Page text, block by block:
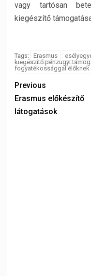
vagy tartósan
kiegészítő
Tags: Erasmus
kiegészítő pénzügyi
fogyatékossággal élőknek
Previous
Erasmus előkészítő
látogatások